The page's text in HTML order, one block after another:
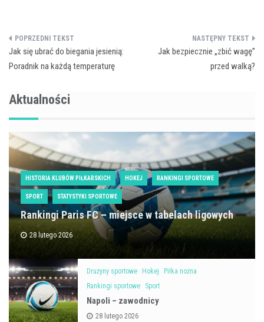
Nawigacja
wpisu
Jak się ubrać do biegania jesienią:
Poradnik na każdą temperaturę
Jak bezpiecznie „zbić wagę”
przed walką?
Aktualności
HISTORIA KLUBÓW PIŁKARSKICH HOKEJ RANKINGI SPORTOWE
SPORT STATYSTYKI SPORTOWE
Rankingi Paris FC – miejsce w tabelach ligowych
28 lutego 2026
Drużyny sportowe Hokej
Piłka nożna
Rankingi sportowe
Sport
Napoli – zawodnicy
28 lutego 2026